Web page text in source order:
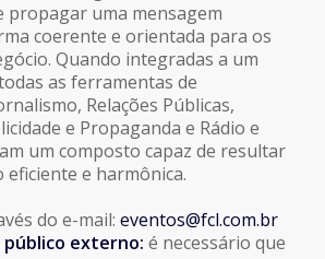
propagar uma mensagem
coerente e orientada para os
Quando integradas a um
as ferramentas de
Relações Públicas,
e Propaganda e Rádio e
um composto capaz de resultar
eficiente e harmônica.
do e-mail: eventos@fcl.com.br
público externo: é necessário que